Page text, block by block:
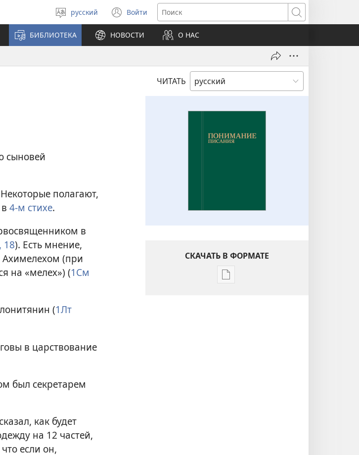
Выберите
язык
русский Войти
(открывается
в
новом
окне)
Поиск
БИБЛИОТЕКА НОВОСТИ О НАС
ЧИТАТЬ
сыновей
полагают,
4-м стихе.
в
18). Есть мнение,
(при
на «мелех») (1См
(1Лт
в царствование
был секретарем
как будет
на 12 частей,
если он,
СКАЧАТЬ В ФОРМАТЕ
Варианты